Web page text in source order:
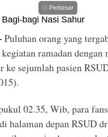
Perbesar
Puluhan orang yang
ramadan dengan
ke sejumlah pasien
02.35, Wib, para
depan RSUD